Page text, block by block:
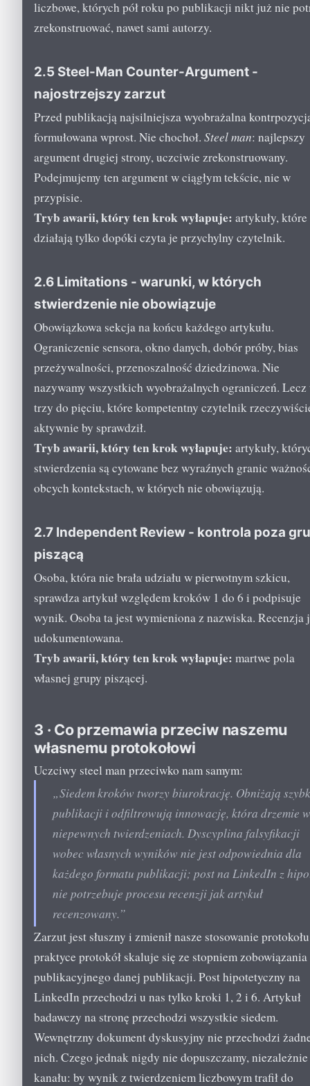
liczbowe, których pół roku po publikacji nikt już nie
zrekonstruować, nawet sami autorzy.
2.5 Steel-Man Counter-Argument -
najostrzejszy zarzut
Przed publikacją najsilniejsza wyobrażalna
formułowana wprost. Nie chochoł. Steel man: najlepszy
argument drugiej strony, uczciwie zrekonstruowany.
Podejmujemy ten argument w ciągłym tekście, nie w
przypisie.
Tryb awarii, który ten krok wyłapuje: artykuły, które
działają tylko dopóki czyta je przychylny czytelnik.
2.6 Limitations - warunki, w których
stwierdzenie nie obowiązuje
Obowiązkowa sekcja na końcu każdego artykułu.
Ograniczenie sensora, okno danych, dobór próby, bias
przeżywalności, przenoszalność dziedzinowa. Nie
nazywamy wszystkich wyobrażalnych ograniczeń. Lecz
trzy do pięciu, które kompetentny czytelnik
aktywnie by sprawdził.
Tryb awarii, który ten krok wyłapuje: artykuły,
stwierdzenia są cytowane bez wyraźnych granic
obcych kontekstach, w których nie obowiązują.
2.7 Independent Review - kontrola poza
piszącą
Osoba, która nie brała udziału w pierwotnym szkicu,
sprawdza artykuł względem kroków 1 do 6 i podpisuje
wynik. Osoba ta jest wymieniona z nazwiska. Recenzja
udokumentowana.
Tryb awarii, który ten krok wyłapuje: martwe pola
własnej grupy piszącej.
3 · Co przemawia przeciw naszemu
własnemu protokołowi
Uczciwy steel man przeciwko nam samym:
„Siedem kroków tworzy biurokrację. Obniżają
publikacji i odfiltrowują innowację, która drzemie w
niepewnych twierdzeniach. Dyscyplina falsyfikacji
wobec własnych wyników nie jest odpowiednia dla
każdego formatu publikacji; post na LinkedIn z
nie potrzebuje procesu recenzji jak artykuł
recenzowany.”
Zarzut jest słuszny i zmienił nasze stosowanie
praktyce protokół skaluje się ze stopniem zobowiązania
publikacyjnego danej publikacji. Post hipotetyczny na
LinkedIn przechodzi u nas tylko kroki 1, 2 i 6. Artykuł
badawczy na stronę przechodzi wszystkie siedem.
Wewnętrzny dokument dyskusyjny nie przechodzi
nich. Czego jednak nigdy nie dopuszczamy,
kanału: by wynik z twierdzeniem liczbowym trafił do